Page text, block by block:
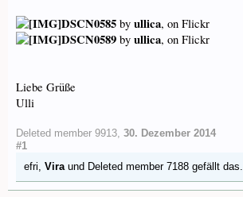
DSCN0585 by ullica, on Flickr
DSCN0589 by ullica, on Flickr
Liebe Grüße
Ulli
Deleted member 9913, 30. Dezember 2014
#1
efri, Viraund Deleted member 7188 gefällt das.